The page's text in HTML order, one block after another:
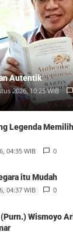
Autentik
2026, 10:25 WIB
Legenda
04:35 WIB 0
itu Mudah
04:37 WIB 0
Wismoyo